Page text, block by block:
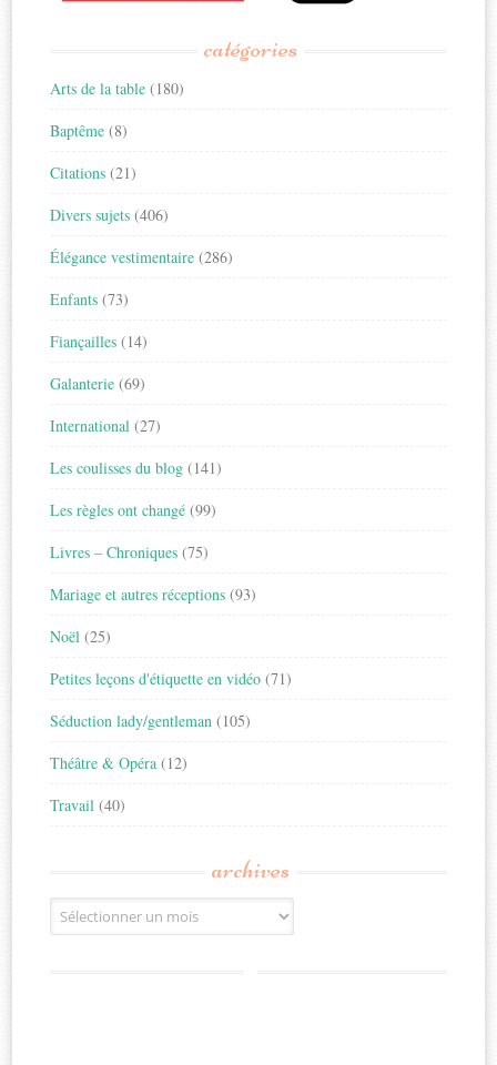
catégories
Arts de la table (180)
Baptême (8)
Citations (21)
Divers sujets (406)
Élégance vestimentaire (286)
Enfants (73)
Fiançailles (14)
Galanterie (69)
International (27)
Les coulisses du blog (141)
Les règles ont changé (99)
Livres – Chroniques (75)
Mariage et autres réceptions (93)
Noël (25)
Petites leçons d'étiquette en vidéo (71)
Séduction lady/gentleman (105)
Théâtre & Opéra (12)
Travail (40)
archives
Archives